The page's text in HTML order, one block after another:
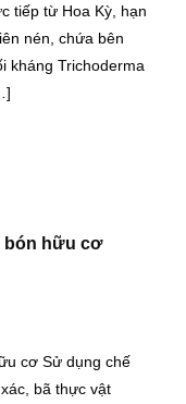
tiếp từ Hoa Kỳ, hạn
nén, chứa bên
kháng Trichoderma
bón hữu cơ
cơ Sử dụng chế
bã thực vật